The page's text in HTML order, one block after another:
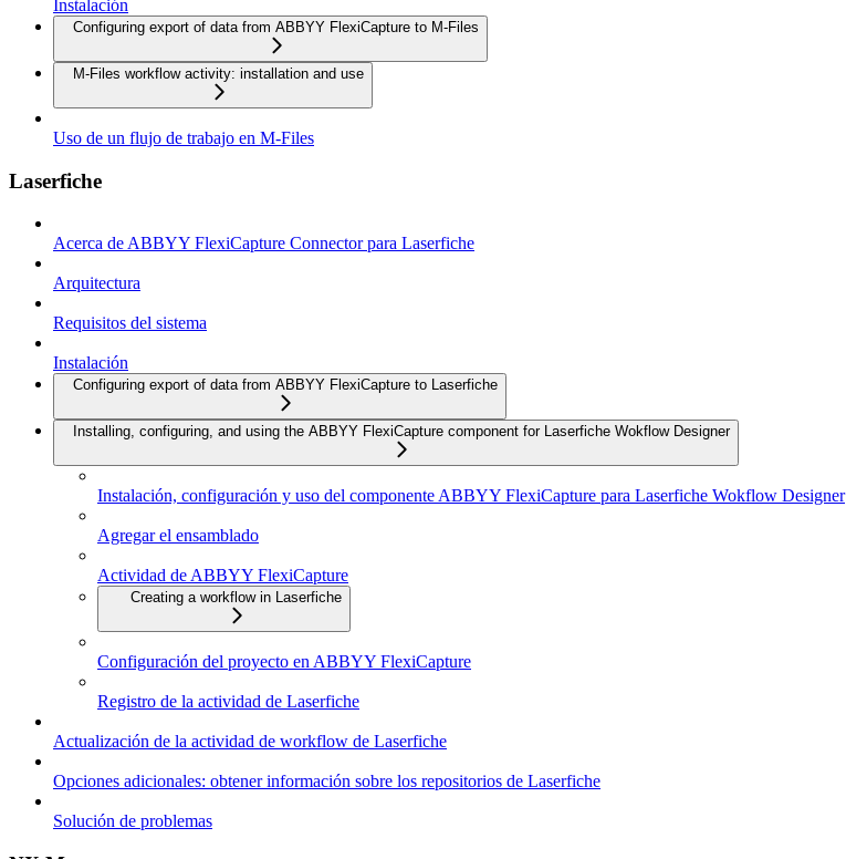
Instalación
Configuring export of data from ABBYY FlexiCapture to M-Files
M-Files workflow activity: installation and use
Uso de un flujo de trabajo en M-Files
Laserfiche
Acerca de ABBYY FlexiCapture Connector para Laserfiche
Arquitectura
Requisitos del sistema
Instalación
Configuring export of data from ABBYY FlexiCapture to Laserfiche
Installing, configuring, and using the ABBYY FlexiCapture component for Laserfiche Wokflow Designer
Instalación, configuración y uso del componente ABBYY FlexiCapture para Laserfiche Wokflow Designer
Agregar el ensamblado
Actividad de ABBYY FlexiCapture
Creating a workflow in Laserfiche
Configuración del proyecto en ABBYY FlexiCapture
Registro de la actividad de Laserfiche
Actualización de la actividad de workflow de Laserfiche
Opciones adicionales: obtener información sobre los repositorios de Laserfiche
Solución de problemas